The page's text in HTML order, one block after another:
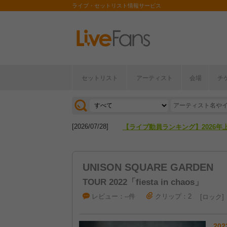
ライブ・セットリスト情報サービス
セットリスト アーティスト 会場 チ
[2026/04/27] 【フェス特集2026】フェス情報は
[2026/07/28] 【ライブ動員ランキング】2026年
UNISON SQUARE GARDEN
TOUR 2022「fiesta in chaos」
レビュー：--件 クリップ：2 ロック